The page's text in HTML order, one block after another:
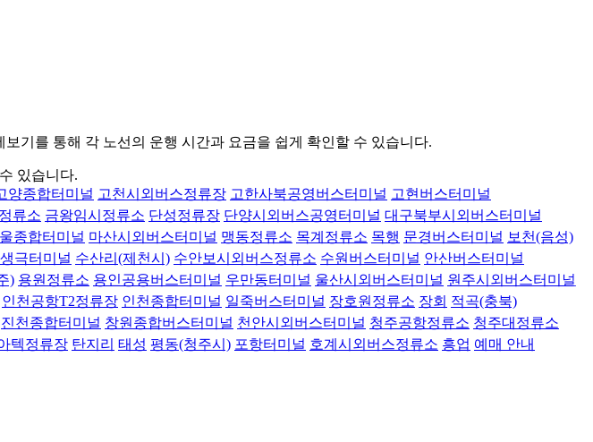
기를 통해 각 노선의 운행 시간과 요금을 쉽게 확인할 수 있습니다.
있습니다.
양종합터미널 고천시외버스정류장 고한사북공영버스터미널 고현버스터미널
류소 금왕임시정류소 단성정류장 단양시외버스공영터미널 대구북부시외버스터미널
종합터미널 마산시외버스터미널 맹동정류소 목계정류소 목행 문경버스터미널 보천(음성)
생극터미널 수산리(제천시) 수안보시외버스정류소 수원버스터미널 안산버스터미널
) 용원정류소 용인공용버스터미널 우만동터미널 울산시외버스터미널 원주시외버스터미널
인천공항T2정류장 인천종합터미널 일죽버스터미널 장호원정류소 장회 적곡(충북)
진천종합터미널 창원종합버스터미널 천안시외버스터미널 청주공항정류소 청주대정류소
텍정류장 탄지리 태성 평동(청주시) 포항터미널 호계시외버스정류소 흥업 예매 안내